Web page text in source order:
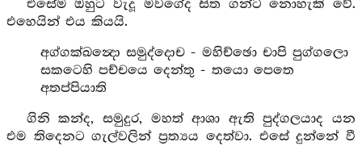
එසේම ඔහුට වැදූ මවගේද සිත ගන්ට නොහැකි වේ.
එහෙයින් එය කියයි.
අග්ගක්ඛන්‍දො සමුද්දොච - මහිච්ඡො චාපි පුග්ගලො
සකටෙහි පච්චයෙ දෙන්තු - තයො පෙතෙ
අතප්පියාති
ගිනි කන්ද, සමුදුර, මහත් ආශා ඇති පුද්ගලයාද යන
එම තිදෙනට ගැල්වලින් ප්‍රත්‍යය දෙත්වා. එසේ දුන්නේ වී